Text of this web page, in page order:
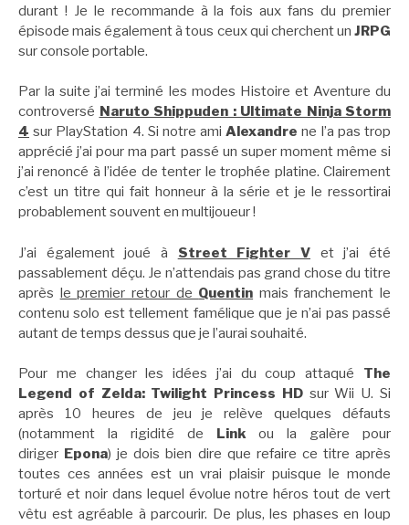
durant ! Je le recommande à la fois aux fans du premier
épisode mais également à tous ceux qui cherchent un JRPG
sur console portable.
Par la suite j’ai terminé les modes Histoire et Aventure du
controversé Naruto Shippuden : Ultimate Ninja Storm
4 sur PlayStation 4. Si notre amiAlexandre ne l’a pas trop
apprécié j’ai pour ma part passé un super moment même si
j’ai renoncé à l’idée de tenter le trophée platine. Clairement
c’est un titre qui fait honneur à la série et je le ressortirai
probablement souvent en multijoueur !
J’ai également joué à Street Fighter V et j’ai été
passablement déçu. Je n’attendais pas grand chose du titre
après le premier retour de Quentin mais franchement le
contenu solo est tellement famélique que je n’ai pas passé
autant de temps dessus que je l’aurai souhaité.
Pour me changer les idées j’ai du coup attaqué The
Legend of Zelda: Twilight Princess HDsur Wii U. Si
après 10 heures de jeu je relève quelques défauts
(notamment la rigidité de Linkou la galère pour
diriger Epona) je dois bien dire que refaire ce titre après
toutes ces années est un vrai plaisir puisque le monde
torturé et noir dans lequel évolue notre héros tout de vert
vêtu est agréable à parcourir. De plus, les phases en loup